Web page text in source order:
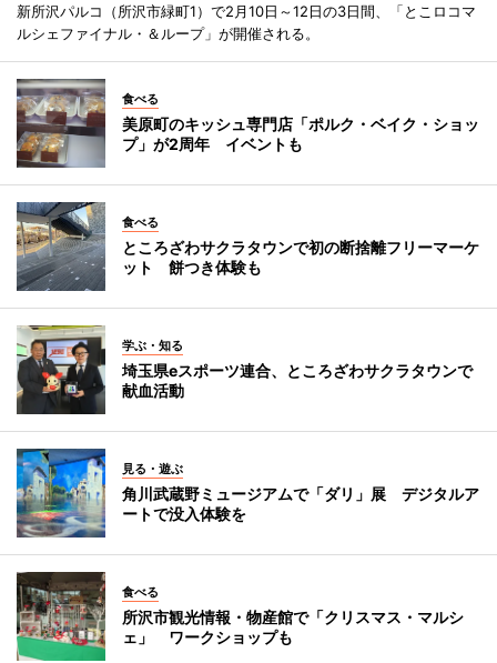
新所沢パルコ（所沢市緑町1）で2月10日～12日の3日間、「とこロコマ
ルシェファイナル・＆ループ」が開催される。
食べる
美原町のキッシュ専門店「ポルク・ベイク・ショッ
プ」が2周年 イベントも
食べる
ところざわサクラタウンで初の断捨離フリーマーケ
ット 餅つき体験も
学ぶ・知る
埼玉県eスポーツ連合、ところざわサクラタウンで
献血活動
見る・遊ぶ
角川武蔵野ミュージアムで「ダリ」展 デジタルア
ートで没入体験を
食べる
所沢市観光情報・物産館で「クリスマス・マルシ
ェ」 ワークショップも